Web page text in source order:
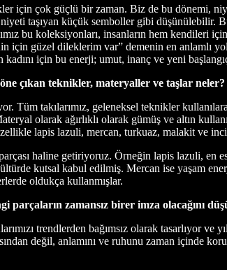
için çok güçlü bir zaman. Biz de bu dönemi,
taşıyan küçük semboller gibi düşünülebilir.
bu koleksiyonları, insanların hem kendileri
için güzel dileklerim var” demenin en anlamlı
için bu enerji; umut, inanç ve yeni
çıkan teknikler, materyaller ve taşlar neler?
Tüm takılarımız, geleneksel teknikler
olarak ağırlıklı olarak gümüş ve altın
lapis lazuli, mercan, turkuaz, malakit ve
haline getiriyoruz. Örneğin lapis lazuli,
kutsal kabul edilmiş. Mercan ise yaşam
oldukça kullanmışlar.
zamansız birer imza olacağını
trendlerden bağımsız olarak tasarlıyor ve
değil, anlamını ve ruhunu zaman içinde